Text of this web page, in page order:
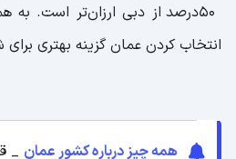
۵۰درصد از دبی ارزان‌تر است.
انتخاب کردن عمان گزینه بهتری
همه چیز درباره کشور عمان _